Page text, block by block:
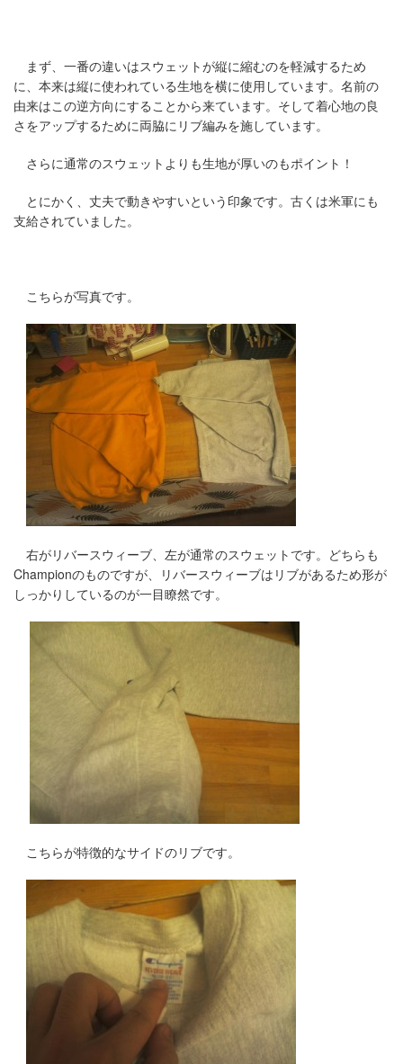
まず、一番の違いはスウェットが縦に縮むのを軽減するため
に、本来は縦に使われている生地を横に使用しています。名前の
由来はこの逆方向にすることから来ています。そして着心地の良
さをアップするために両脇にリブ編みを施しています。
さらに通常のスウェットよりも生地が厚いのもポイント！
とにかく、丈夫で動きやすいという印象です。古くは米軍にも
支給されていました。
こちらが写真です。
右がリバースウィーブ、左が通常のスウェットです。どちらも
Championのものですが、リバースウィーブはリブがあるため形が
しっかりしているのが一目瞭然です。
こちらが特徴的なサイドのリブです。